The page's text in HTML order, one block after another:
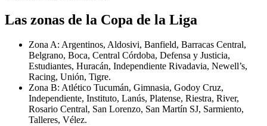
Las zonas de la Copa de la Liga
Zona A: Argentinos, Aldosivi, Banfield, Barracas Central,
Belgrano, Boca, Central Córdoba, Defensa y Justicia,
Estudiantes, Huracán, Independiente Rivadavia, Newell’s,
Racing, Unión, Tigre.
Zona B: Atlético Tucumán, Gimnasia, Godoy Cruz,
Independiente, Instituto, Lanús, Platense, Riestra, River,
Rosario Central, San Lorenzo, San Martín SJ, Sarmiento,
Talleres, Vélez.